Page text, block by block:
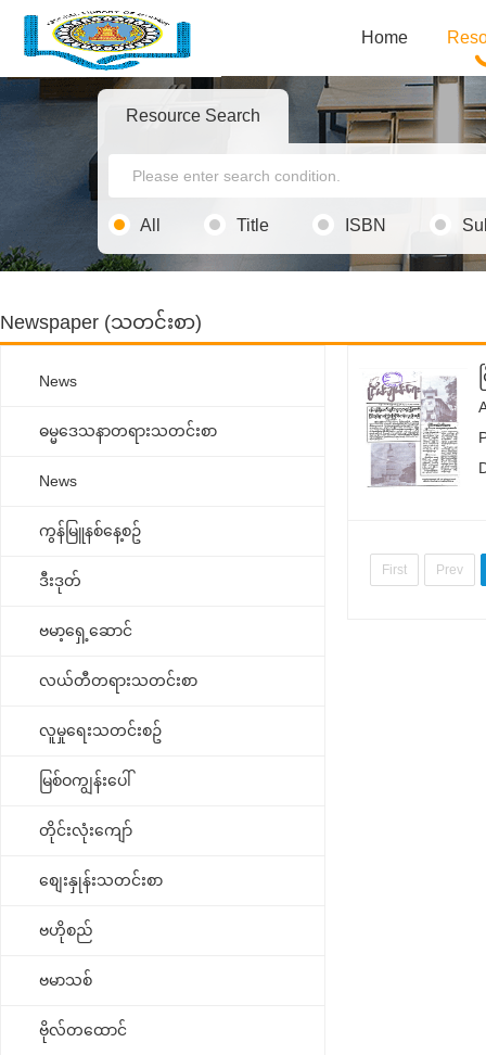
Home
Resource Search
All Title ISBN
Newspaper (သတင်းစာ)
News
ဓမ္မ‌ဒေသနာတရားသတင်းစာ
News
ကွန်မြူနစ်နေ့စဥ်
ဒီးဒုတ်
ဗမာ့ရှေ့ဆောင်
လယ်တီတရားသတင်းစာ
လူမှုရေးသတင်းစဥ်
မြစ်ဝကျွန်းပေါ်
တိုင်းလုံးကျော်
စျေးနှုန်းသတင်းစာ
ဗဟိုစည်
ဗမာသစ်
ဗိုလ်တထောင်
First Prev